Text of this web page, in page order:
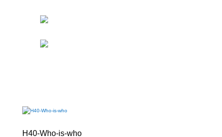
H40-Who-is-who